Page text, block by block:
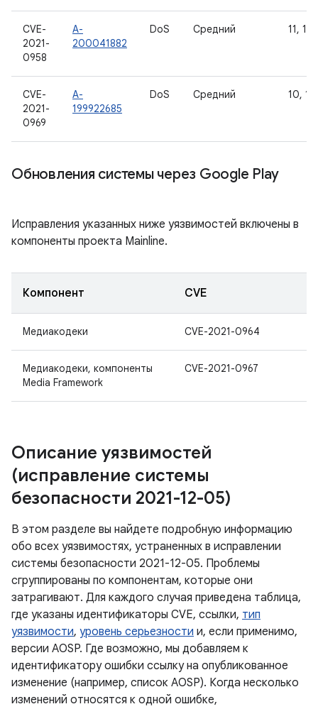
CVE-
2021-
0958
A-
200041882
DoS Средний 11, 12
CVE-
2021-
0969
A-
199922685
DoS Средний 10, 11
Обновления системы через Google Play
Исправления указанных ниже уязвимостей включены в
компоненты проекта Mainline.
Компонент CVE
Медиакодеки CVE-2021-0964
Медиакодеки, компоненты
Media Framework
CVE-2021-0967
Описание уязвимостей
(исправление системы
безопасности 2021-12-05)
В этом разделе вы найдете подробную информацию
обо всех уязвимостях, устраненных в исправлении
системы безопасности 2021-12-05. Проблемы
сгруппированы по компонентам, которые они
затрагивают. Для каждого случая приведена таблица,
где указаны идентификаторы CVE, ссылки, тип
уязвимости, уровень серьезности и, если применимо,
версии AOSP. Где возможно, мы добавляем к
идентификатору ошибки ссылку на опубликованное
изменение (например, список AOSP). Когда несколько
изменений относятся к одной ошибке,